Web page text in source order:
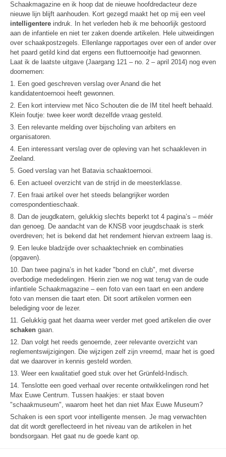
Schaakmagazine en ik hoop dat de nieuwe hoofdredacteur deze
nieuwe lijn blijft aanhouden. Kort gezegd maakt het op mij een veel
intelligentere indruk. In het verleden heb ik me behoorlijk gestoord
aan de infantiele en niet ter zaken doende artikelen. Hele uitweidingen
over schaakpostzegels. Ellenlange rapportages over een of ander over
het paard getild kind dat ergens een fluttoernooitje had gewonnen.
Laat ik de laatste uitgave (Jaargang 121 – no. 2 – april 2014) nog even
doornemen:
1. Een goed geschreven verslag over Anand die het
kandidatentoernooi heeft gewonnen.
2. Een kort interview met Nico Schouten die de IM titel heeft behaald.
Klein foutje: twee keer wordt dezelfde vraag gesteld.
3. Een relevante melding over bijscholing van arbiters en
organisatoren.
4. Een interessant verslag over de opleving van het schaakleven in
Zeeland.
5. Goed verslag van het Batavia schaaktoernooi.
6. Een actueel overzicht van de strijd in de meesterklasse.
7. Een fraai artikel over het steeds belangrijker worden
correspondentieschaak.
8. Dan de jeugdkatern, gelukkig slechts beperkt tot 4 pagina’s – méér
dan genoeg. De aandacht van de KNSB voor jeugdschaak is sterk
overdreven; het is bekend dat het rendement hiervan extreem laag is.
9. Een leuke bladzijde over schaaktechniek en combinaties
(opgaven).
10. Dan twee pagina’s in het kader "bond en club", met diverse
overbodige mededelingen. Hierin zien we nog wat terug van de oude
infantiele Schaakmagazine – een foto van een taart en een andere
foto van mensen die taart eten. Dit soort artikelen vormen een
belediging voor de lezer.
11. Gelukkig gaat het daarna weer verder met goed artikelen die over
schaken gaan.
12. Dan volgt het reeds genoemde, zeer relevante overzicht van
reglementswijzigingen. Die wijzigen zelf zijn vreemd, maar het is goed
dat we daarover in kennis gesteld worden.
13. Weer een kwalitatief goed stuk over het Grünfeld-Indisch.
14. Tenslotte een goed verhaal over recente ontwikkelingen rond het
Max Euwe Centrum. Tussen haakjes: er staat boven
"schaakmuseum", waarom heet het dan niet Max Euwe Museum?
Schaken is een sport voor intelligente mensen. Je mag verwachten
dat dit wordt gereflecteerd in het niveau van de artikelen in het
bondsorgaan. Het gaat nu de goede kant op.